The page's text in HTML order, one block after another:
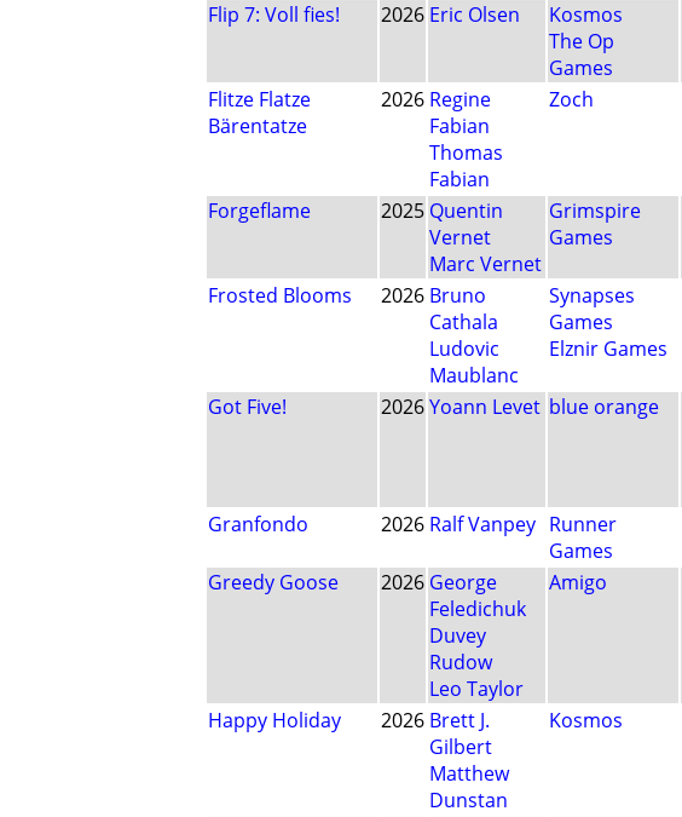
Flip 7: Voll fies!
2026 Eric Olsen
Kosmos
The Op
Games
Flitze Flatze
Bärentatze
2026 Regine
Fabian
Thomas
Fabian
Zoch
Forgeflame 2025 Quentin
Vernet
Marc Vernet
Grimspire
Games
Frosted Blooms 2026 Bruno
Cathala
Ludovic
Maublanc
Synapses
Games
Elznir Games
Got Five! 2026Yoann Levet blue orange
Granfondo 2026 Ralf Vanpey Runner
Games
Greedy Goose 2026 George
Feledichuk
Duvey
Rudow
Leo Taylor
Amigo
Happy Holiday 2026 Brett J.
Gilbert
Matthew
Dunstan
Kosmos